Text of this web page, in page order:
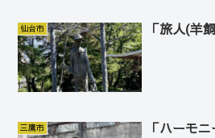
仙台市 「旅人(羊
三鷹市 「ハーモ